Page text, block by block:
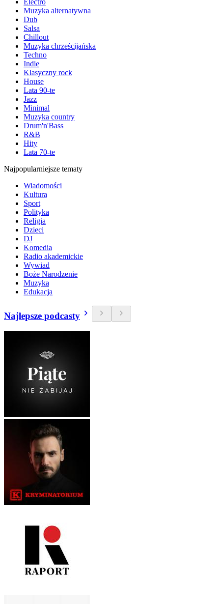
Electro
Muzyka alternatywna
Dub
Salsa
Chillout
Muzyka chrześcijańska
Techno
Indie
Klasyczny rock
House
Lata 90-te
Jazz
Minimal
Muzyka country
Drum'n'Bass
R&B
Hity
Lata 70-te
Najpopularniejsze tematy
Wiadomości
Kultura
Sport
Polityka
Religia
Dzieci
DJ
Komedia
Radio akademickie
Wywiad
Boże Narodzenie
Muzyka
Edukacja
Najlepsze podcasty